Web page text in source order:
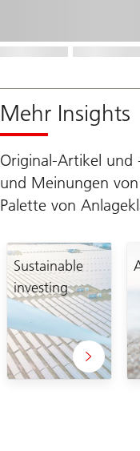
Mehr Insights
Original-Artikel und
und Meinungen
Palette von
Sustainable
investing